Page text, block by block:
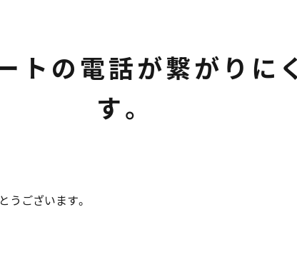
トの電話が繋がりに
す。
ございます。